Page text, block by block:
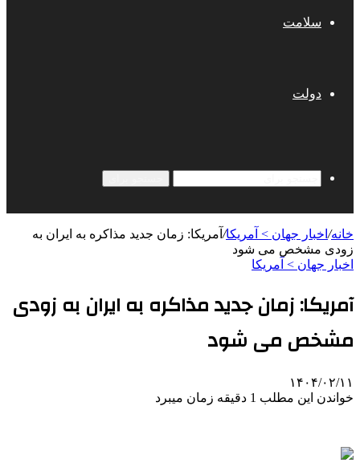
سلامت
دولت
خانه/ اخبار جهان > آمریکا/ آمریکا: زمان جدید مذاکره به ایران به
زودی مشخص می شود
اخبار جهان > آمریکا
آمریکا: زمان جدید مذاکره به ایران به زودی
مشخص می شود
۱۴۰۴/۰۲/۱۱
خواندن این مطلب 1 دقیقه زمان میبرد